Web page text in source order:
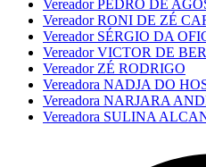
Vereador PEDRO DE
Vereador RONI DE ZÉ
Vereador SÉRGIO DA
Vereador VICTOR DE
Vereador ZÉ RODRIGO
Vereadora NADJA DO
Vereadora NARJARA
Vereadora SULINA